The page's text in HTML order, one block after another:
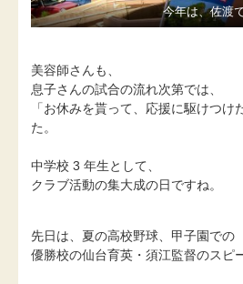
今年は、佐渡
美容師さんも、
息子さんの試合の流れ次第では、
「お休みを貰って、応援に駆けつけ
た。
中学校 3 年生として、
クラブ活動の集大成の日ですね。
先日は、夏の高校野球、甲子園での
優勝校の仙台育英・須江監督のスピ